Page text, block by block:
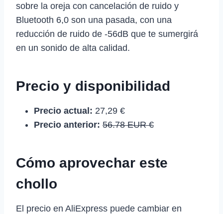
sobre la oreja con cancelación de ruido y
Bluetooth 6,0 son una pasada, con una
reducción de ruido de -56dB que te sumergirá
en un sonido de alta calidad.
Precio y disponibilidad
Precio actual: 27,29 €
Precio anterior: 56.78 EUR €
Cómo aprovechar este
chollo
El precio en AliExpress puede cambiar en